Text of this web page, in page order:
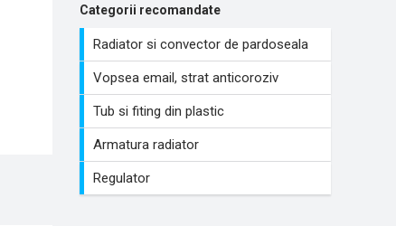
Categorii recomandate
Radiator si convector de pardoseala
Vopsea email, strat anticoroziv
Tub si fiting din plastic
Armatura radiator
Regulator